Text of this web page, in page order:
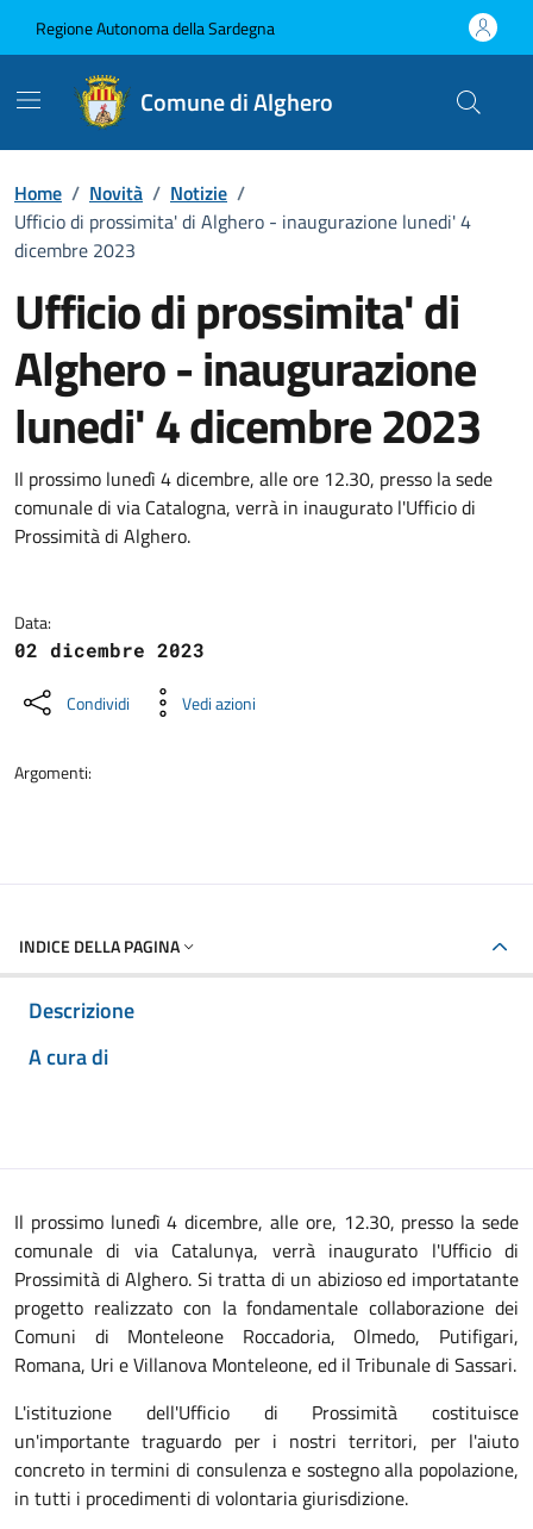
Regione Autonoma della Sardegna
Comune di Alghero
Home / Novità / Notizie /
Ufficio di prossimita' di Alghero - inaugurazione lunedi' 4
dicembre 2023
Ufficio di prossimita' di
Alghero - inaugurazione
lunedi' 4 dicembre 2023
Dettagli della notizia
Il prossimo lunedì 4 dicembre, alle ore 12.30, presso la sede
comunale di via Catalogna, verrà in inaugurato l'Ufficio di
Prossimità di Alghero.
Data:
02 dicembre 2023
Condividi Vedi azioni
Argomenti:
INDICE DELLA PAGINA
Descrizione
A cura di
Il prossimo lunedì 4 dicembre, alle ore, 12.30, presso la sede
comunale di via Catalunya, verrà inaugurato l'Ufficio di
Prossimità di Alghero. Si tratta di un abizioso ed importatante
progetto realizzato con la fondamentale collaborazione dei
Comuni di Monteleone Roccadoria, Olmedo, Putifigari,
Romana, Uri e Villanova Monteleone, ed il Tribunale di Sassari.
L'istituzione dell'Ufficio di Prossimità costituisce
un'importante traguardo per i nostri territori, per l'aiuto
concreto in termini di consulenza e sostegno alla popolazione,
in tutti i procedimenti di volontaria giurisdizione.